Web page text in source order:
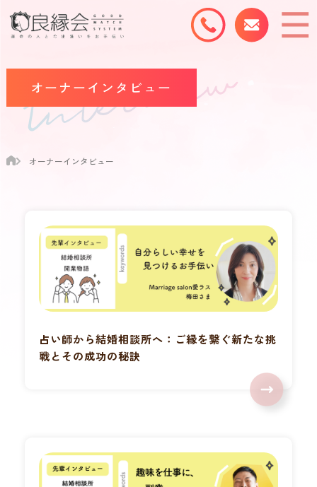
オーナーインタビュー
オーナーインタビュー
占い師から結婚相談所へ：ご縁を繋ぐ新たな挑
戦とその成功の秘訣